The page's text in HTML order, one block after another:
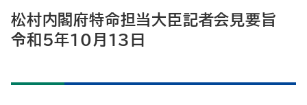
松村内閣府特命担当大臣記者会見要旨
令和5年10月13日